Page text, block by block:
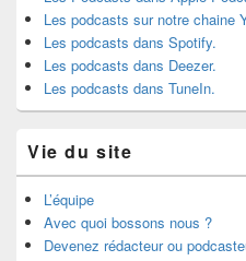
Les podcasts sur notre chaine
Les podcasts dans Spotify.
Les podcasts dans Deezer.
Les podcasts dans TuneIn.
Vie du site
L’équipe
Avec quoi bossons nous ?
Devenez rédacteur ou